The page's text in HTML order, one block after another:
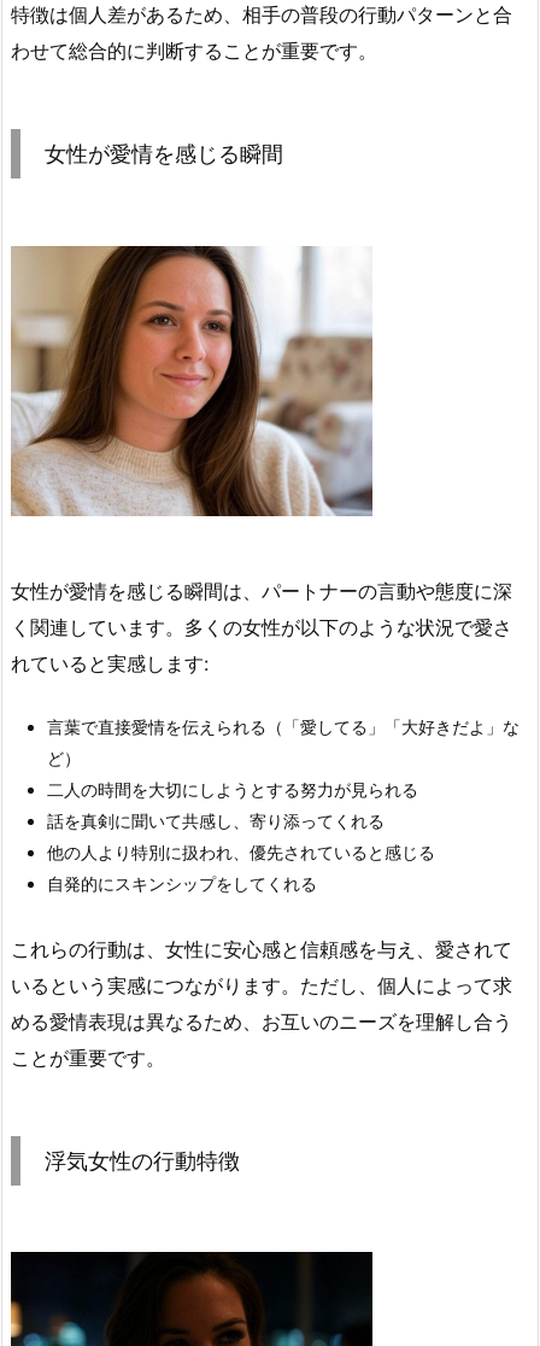
特徴は個人差があるため、相手の普段の行動パターンと合
わせて総合的に判断することが重要です。
女性が愛情を感じる瞬間
女性が愛情を感じる瞬間は、パートナーの言動や態度に深
く関連しています。多くの女性が以下のような状況で愛さ
れていると実感します:
言葉で直接愛情を伝えられる（「愛してる」「大好きだよ」な
ど）
二人の時間を大切にしようとする努力が見られる
話を真剣に聞いて共感し、寄り添ってくれる
他の人より特別に扱われ、優先されていると感じる
自発的にスキンシップをしてくれる
これらの行動は、女性に安心感と信頼感を与え、愛されて
いるという実感につながります。ただし、個人によって求
める愛情表現は異なるため、お互いのニーズを理解し合う
ことが重要です。
浮気女性の行動特徴